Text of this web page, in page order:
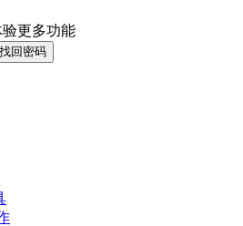
更多功能
找回密码